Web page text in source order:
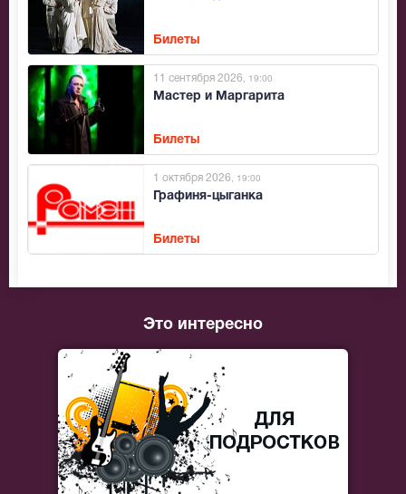
Билеты
Мастер и Маргарита
11 сентября 2026 , 19:00
Билеты
Графиня-цыганка
1 октября 2026 , 19:00
Билеты
Это интересно